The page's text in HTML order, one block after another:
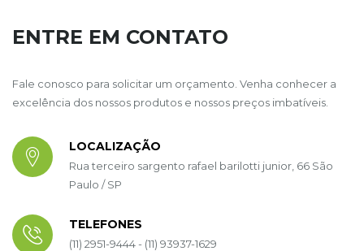
ENTRE EM CONTATO
Fale conosco para solicitar um orçamento. Venha conhecer a
excelência dos nossos produtos e nossos preços imbatíveis.
LOCALIZAÇÃO
Rua terceiro sargento rafael barilotti junior, 66 São
Paulo / SP
TELEFONES
(11) 2951-9444 - (11) 93937-1629